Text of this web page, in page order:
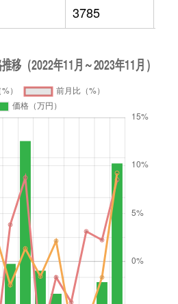
3785